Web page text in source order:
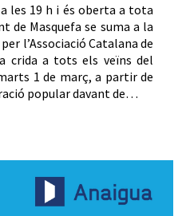
les 19 h i és oberta a tota
de Masquefa se suma a la
l’Associació Catalana de
crida a tots els veïns del
1 de març, a partir de
popular davant de…